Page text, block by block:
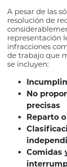
A pesar de las
resolución de
representación
infracciones
de trabajo que
se incluyen:
No
precisas
Reparto
Comidas